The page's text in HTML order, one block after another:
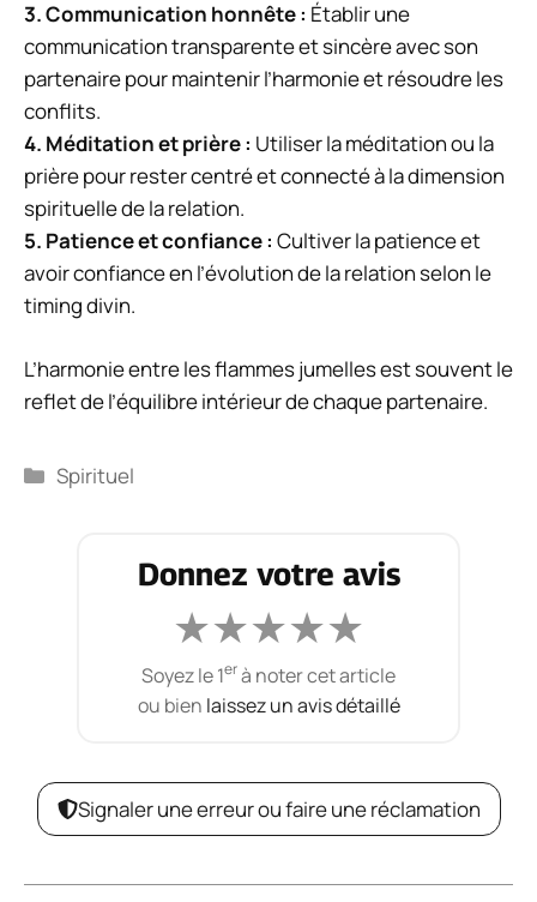
3.Communication honnête: Établir une
communication transparente et sincère avec son
partenaire pour maintenir l’harmonie et résoudre les
conflits.
4. Méditation et prière: Utiliser la méditation ou la
prière pour rester centré et connecté à la dimension
spirituelle de la relation.
5. Patience et confiance: Cultiver la patience et
avoir confiance en l’évolution de la relation selon le
timing divin.
L’harmonie entre les flammes jumelles est souvent le
reflet de l’équilibre intérieur de chaque partenaire.
Catégories
Spirituel
Donnez votre avis
★★★★★
Soyez le 1erà noter cet article
ou bien laissez un avis détaillé
Signaler une erreur ou faire une réclamation